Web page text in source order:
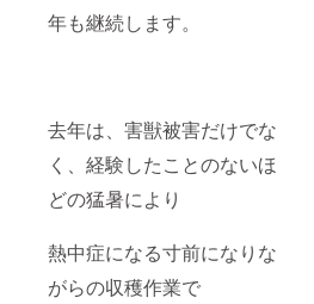
年も継続します。
去年は、害獣被害だけでな
く、経験したことのないほ
どの猛暑により
熱中症になる寸前になりな
がらの収穫作業で